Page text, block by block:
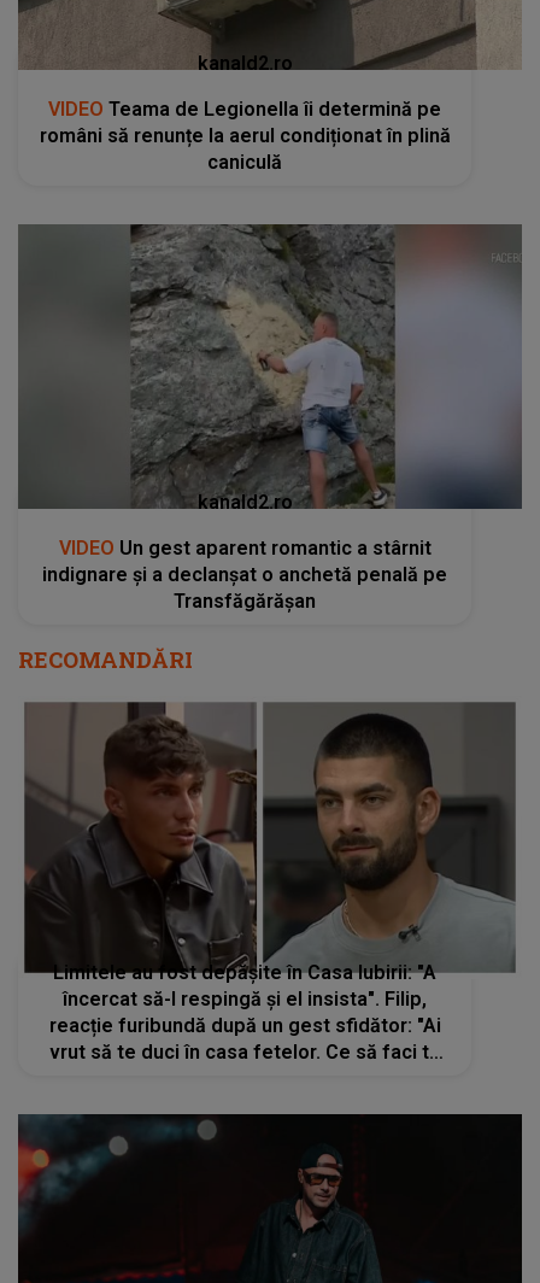
kanald2.ro
VIDEO Teama de Legionella îi determină pe
români să renunțe la aerul condiționat în plină
caniculă
kanald2.ro
VIDEO Un gest aparent romantic a stârnit
indignare și a declanșat o anchetă penală pe
Transfăgărășan
RECOMANDĂRI
Limitele au fost depășite în Casa Iubirii: "A
încercat să-l respingă și el insista". Filip,
reacție furibundă după un gest sfidător: "Ai
vrut să te duci în casa fetelor. Ce să faci tu